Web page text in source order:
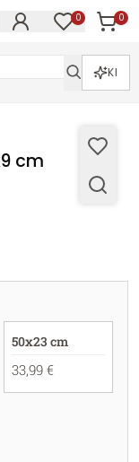
0 0
KI
cm
50x23 cm
33,99 €